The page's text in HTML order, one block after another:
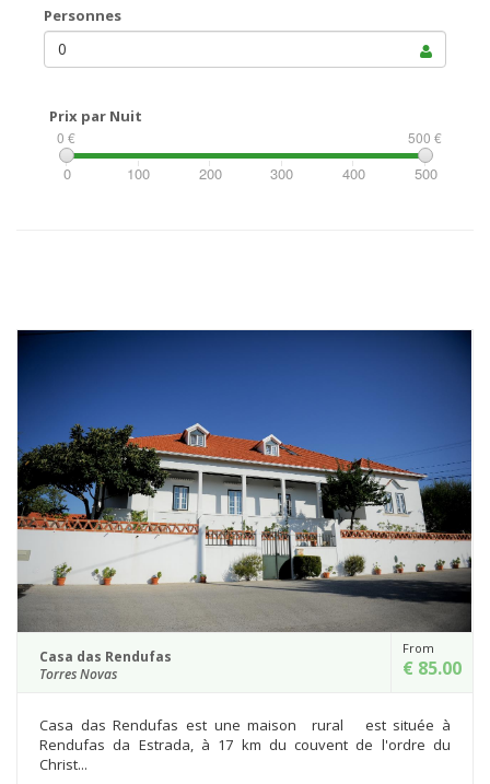
Personnes
0
Prix ​​par Nuit
0 € 500 €
0 100 200 300 400 500
Casa das Rendufas
Torres Novas
From
€ 85.00
Casa das Rendufas est une maison rural est située à
Rendufas da Estrada, à 17 km du couvent de l'ordre du
Christ...